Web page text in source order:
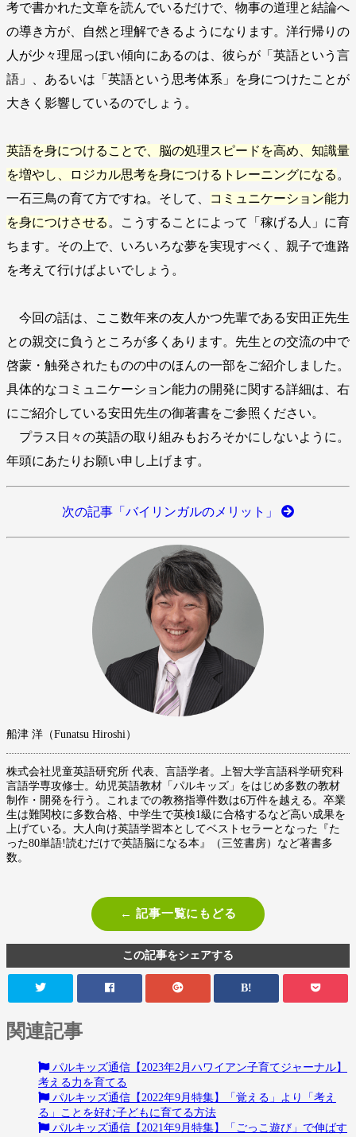
考で書かれた文章を読んでいるだけで、物事の道理と結論へ
の導き方が、自然と理解できるようになります。洋行帰りの
人が少々理屈っぽい傾向にあるのは、彼らが「英語という言
語」、あるいは「英語という思考体系」を身につけたことが
大きく影響しているのでしょう。
英語を身につけることで、脳の処理スピードを高め、知識量
を増やし、ロジカル思考を身につけるトレーニングになる 。
一石三鳥の育て方ですね。そして、
コミュニケーション能力
を身につけさせる 。こうすることによって「稼げる人」に育
ちます。その上で、いろいろな夢を実現すべく、親子で進路
を考えて行けばよいでしょう。
今回の話は、ここ数年来の友人かつ先輩である安田正先生
との親交に負うところが多くあります。先生との交流の中で
啓蒙・触発されたものの中のほんの一部をご紹介しました。
具体的なコミュニケーション能力の開発に関する詳細は、右
にご紹介している安田先生の御著書をご参照ください。
プラス日々の英語の取り組みもおろそかにしないように。
年頭にあたりお願い申し上げます。
次の記事「バイリンガルのメリット」
船津 洋（Funatsu Hiroshi）
株式会社児童英語研究所 代表、言語学者。上智大学言語科学研究科
言語学専攻修士。幼児英語教材「パルキッズ」をはじめ多数の教材
制作・開発を行う。これまでの教務指導件数は6万件を越える。卒業
生は難関校に多数合格、中学生で英検1級に合格するなど高い成果を
上げている。大人向け英語学習本としてベストセラーとなった『た
った80単語!読むだけで英語脳になる本』（三笠書房）など著書多
数。
← 記事一覧にもどる
この記事をシェアする
B!
関連記事
パルキッズ通信【2023年2月ハワイアン子育てジャーナル】
考える力を育てる
パルキッズ通信【2022年9月特集】「覚える」より「考え
る」ことを好む子どもに育てる方法
パルキッズ通信【2021年9月特集】「ごっこ遊び」で伸ばす